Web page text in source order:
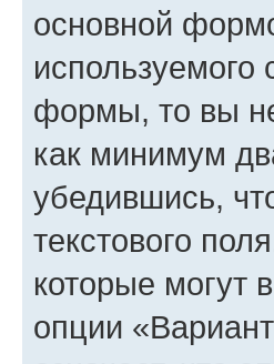
основной
используемого
формы, то вы
как минимум
убедившись,
текстового
которые могут
опции